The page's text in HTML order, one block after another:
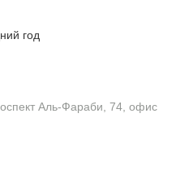
год
Аль-Фараби, 74, офис